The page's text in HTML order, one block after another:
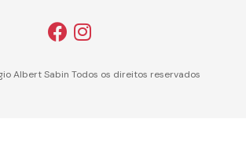
Albert Sabin Todos os direitos reservados